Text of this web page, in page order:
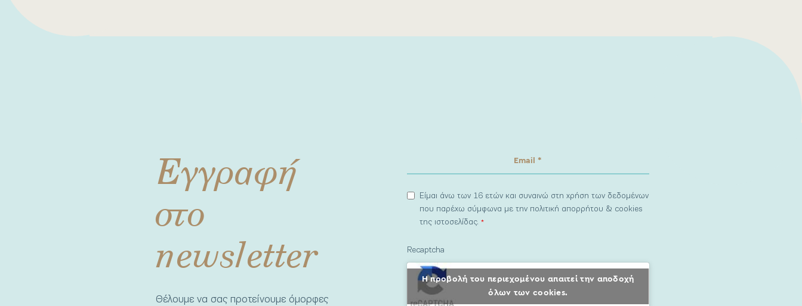
Εγγραφή
στο
newsletter
Θέλουμε να σας προτείνουμε όμορφες
Είμαι άνω των 16 ετών και συναινώ στη χρήση των δεδομένων
που παρέχω σύμφωνα με την πολιτική απορρήτου & cookies
της ιστοσελίδας.*
Recaptcha
Η προβολή του περιεχομένου απαιτεί την αποδοχή
όλων των cookies.